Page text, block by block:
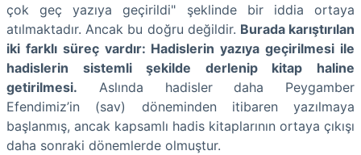
çok geç yazıya geçirildi" şeklinde bir iddia ortaya
atılmaktadır. Ancak bu doğru değildir. Burada karıştırılan
iki farklı süreç vardır: Hadislerin yazıya geçirilmesi ile
hadislerin sistemli şekilde derlenip kitap haline
getirilmesi. Aslında hadisler daha Peygamber
Efendimiz’in (sav) döneminden itibaren yazılmaya
başlanmış, ancak kapsamlı hadis kitaplarının ortaya çıkışı
daha sonraki dönemlerde olmuştur.